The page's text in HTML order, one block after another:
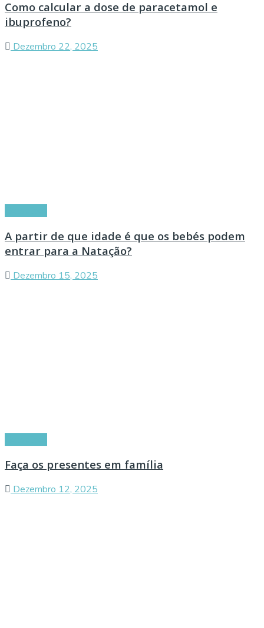
Como calcular a dose de paracetamol e
ibuprofeno?
Dezembro 22, 2025
A partir de que idade é que os bebés podem
entrar para a Natação?
Dezembro 15, 2025
Faça os presentes em família
Dezembro 12, 2025